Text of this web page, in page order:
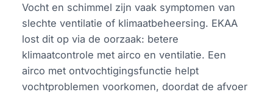
Vocht en schimmel zijn vaak symptomen van
slechte ventilatie of klimaatbeheersing. EKAA
lost dit op via de oorzaak: betere
klimaatcontrole met airco en ventilatie. Een
airco met ontvochtigingsfunctie helpt
vochtproblemen voorkomen, doordat de afvoer